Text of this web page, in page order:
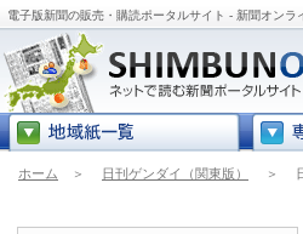
電子版新聞の販売・購読ポータルサイト - 新聞オンラ
ホーム ＞ 日刊ゲンダイ（関東版） ＞